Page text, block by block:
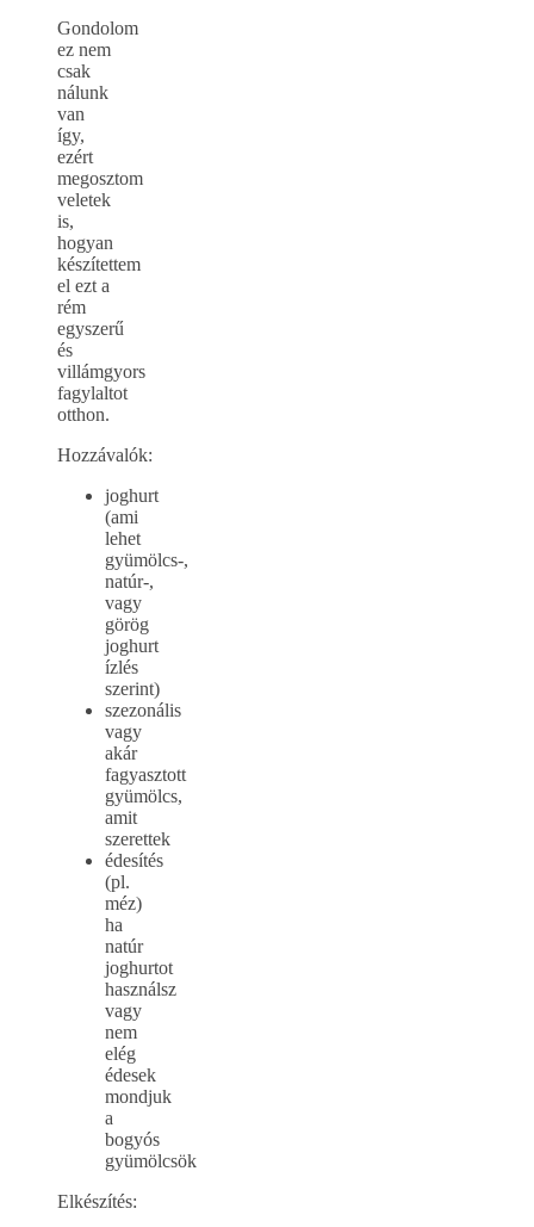
Gondolom
ez nem
csak
nálunk
van
így,
ezért
megosztom
veletek
is,
hogyan
készítettem
el ezt a
rém
egyszerű
és
villámgyors
fagylaltot
otthon.
Hozzávalók:
joghurt
(ami
lehet
gyümölcs-,
natúr-,
vagy
görög
joghurt
ízlés
szerint)
szezonális
vagy
akár
fagyasztott
gyümölcs,
amit
szerettek
édesítés
(pl.
méz)
ha
natúr
joghurtot
használsz
vagy
nem
elég
édesek
mondjuk
a
bogyós
gyümölcsök
Elkészítés: